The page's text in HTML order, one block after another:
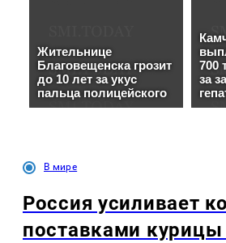
В мире
Россия усиливает
поставками курицы